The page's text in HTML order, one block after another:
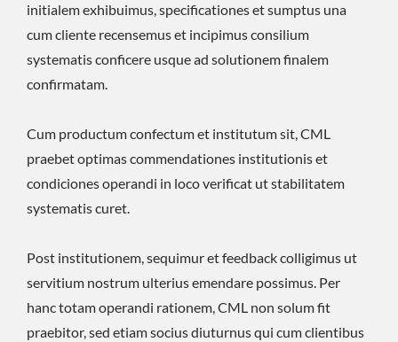
initialem exhibuimus, specificationes et sumptus una
cum cliente recensemus et incipimus consilium
systematis conficere usque ad solutionem finalem
confirmatam.
Cum productum confectum et institutum sit, CML
praebet optimas commendationes institutionis et
condiciones operandi in loco verificat ut stabilitatem
systematis curet.
Post institutionem, sequimur et feedback colligimus ut
servitium nostrum ulterius emendare possimus. Per
hanc totam operandi rationem, CML non solum fit
praebitor, sed etiam socius diuturnus qui cum clientibus